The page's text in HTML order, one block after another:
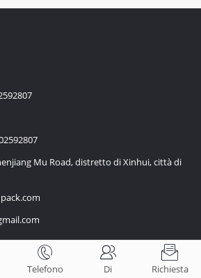
Mu Road, distretto di Xinhui, città di

Telefono

Di

Richiesta